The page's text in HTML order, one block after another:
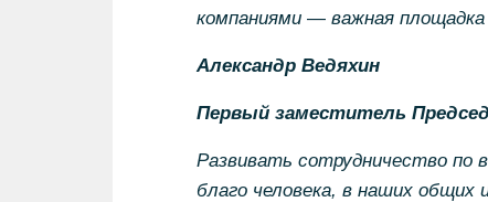
компаниями—важная площадка
Александр Ведяхин
Первый заместитель
Развивать сотрудничество по
благо человека, в наших